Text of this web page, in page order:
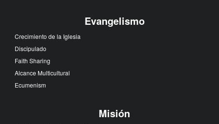
Evangelismo
Crecimiento de la Iglesia
Discipulado
Faith Sharing
Alcance Multicultural
Ecumenism
Misión